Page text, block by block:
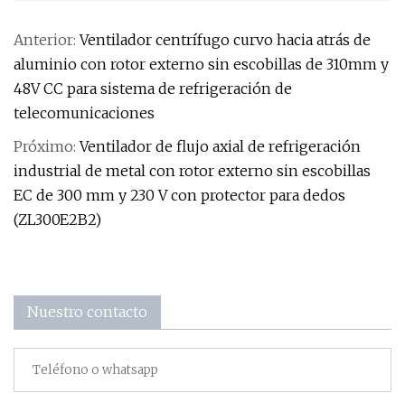
Anterior:Ventilador centrífugo curvo hacia atrás de
aluminio con rotor externo sin escobillas de 310mm y
48V CC para sistema de refrigeración de
telecomunicaciones
Próximo:Ventilador de flujo axial de refrigeración
industrial de metal con rotor externo sin escobillas
EC de 300 mm y 230 V con protector para dedos
(ZL300E2B2)
Nuestro contacto